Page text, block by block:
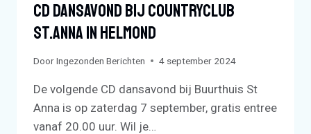
Cd Dansavond Bij Countryclub
St.Anna In Helmond
DoorIngezonden Berichten 4 september 2024
De volgende CD dansavond bij Buurthuis St
Anna is op zaterdag 7 september, gratis entree
vanaf 20.00 uur. Wil je…